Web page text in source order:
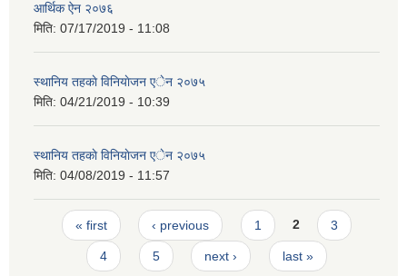
आर्थिक ऐन २०७६
मिति: 07/17/2019 - 11:08
स्थानिय तहकाे विनियाेजन एेन २०७५
मिति: 04/21/2019 - 10:39
स्थानिय तहकाे विनियाेजन एेन २०७५
मिति: 04/08/2019 - 11:57
Pages
« first ‹ previous 1 2 3
4 5 next › last »